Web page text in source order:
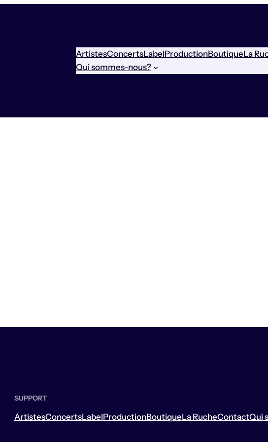
ArtistesConcertsLabelProductionBoutiqueLa
Qui sommes-nous?
SUPPORT
ArtistesConcertsLabelProductionBoutiqueLa RucheContactQui